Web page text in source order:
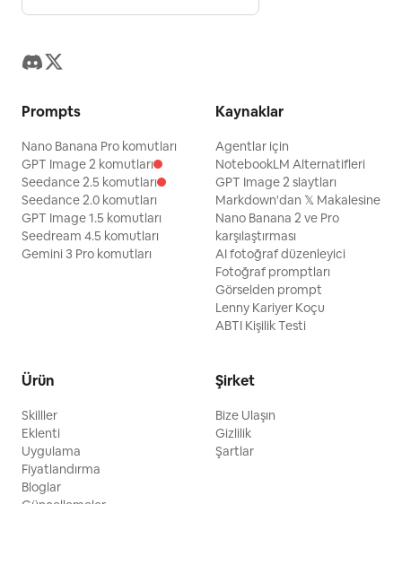
Prompts
Nano Banana Pro komutları
GPT Image 2 komutları
Seedance 2.5 komutları
Seedance 2.0 komutları
GPT Image 1.5 komutları
Seedream 4.5 komutları
Gemini 3 Pro komutları
Kaynaklar
Agentlar için
NotebookLM Alternatifleri
GPT Image 2 slaytları
Markdown'dan 𝕏 Makalesine
Nano Banana 2 ve Pro
karşılaştırması
AI fotoğraf düzenleyici
Fotoğraf promptları
Görselden prompt
Lenny Kariyer Koçu
ABTI Kişilik Testi
Ürün
Skilller
Eklenti
Uygulama
Fiyatlandırma
Bloglar
Güncellemeler
Şirket
Bize Ulaşın
Gizlilik
Şartlar